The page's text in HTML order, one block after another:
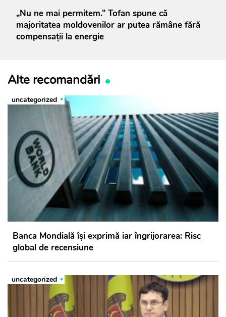
„Nu ne mai permitem.” Tofan spune că
majoritatea moldovenilor ar putea rămâne fără
compensații la energie
Alte recomandări
uncategorized
Banca Mondială își exprimă iar îngrijorarea: Risc
global de recensiune
uncategorized